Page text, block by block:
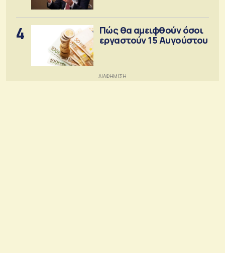
4
Πώς θα αμειφθούν όσοι
εργαστούν 15 Αυγούστου